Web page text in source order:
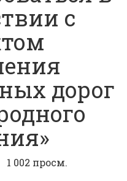
с
дорог
1 002 просм.